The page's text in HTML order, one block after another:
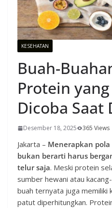
KESEHATAN
Buah-
Protein
Dicoba Saat
Desember 18, 2025 365 Views
Jakarta – Menerapkan
bukan berarti harus
telur saja. Meski protein
sumber hewani atau
buah ternyata juga memiliki
patut diperhitungkan.